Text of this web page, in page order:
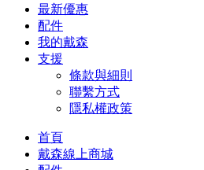
最新優惠
配件
我的戴森
支援
條款與細則
聯繫方式
隱私權政策
首頁
戴森線上商城